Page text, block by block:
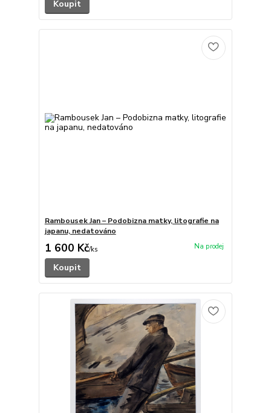
Koupit
Rambousek Jan – Podobizna matky, litografie na
japanu, nedatováno
1 600 Kč/ks
Koupit